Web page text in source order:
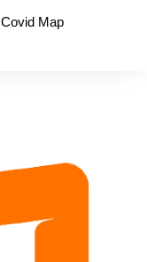
Covid Map